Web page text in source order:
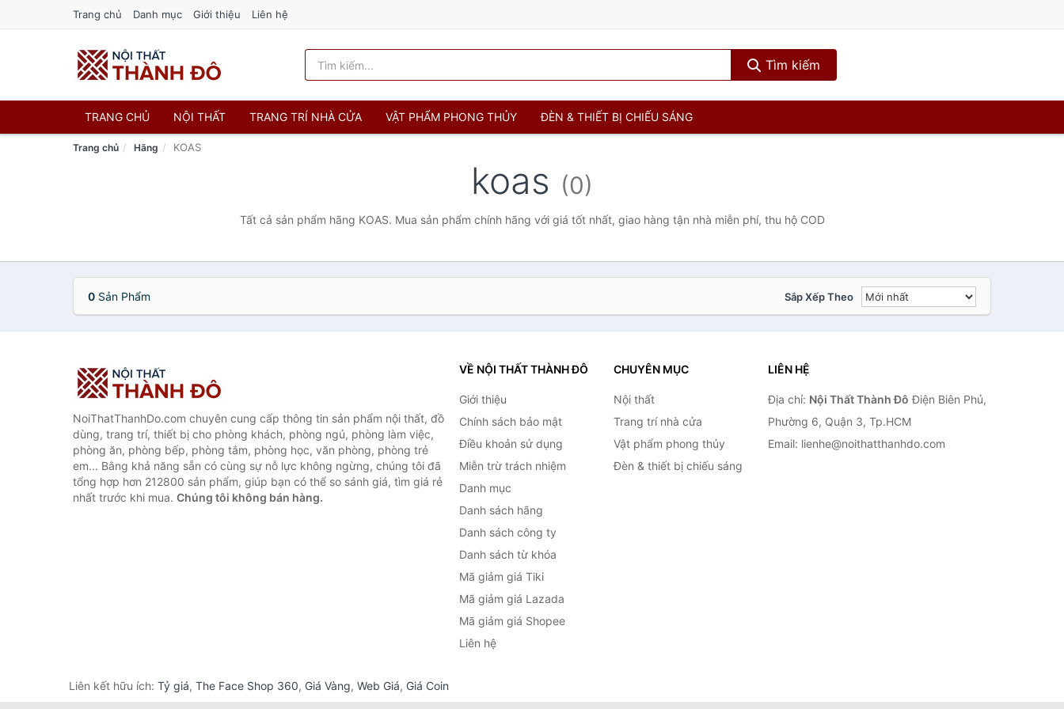
Trang chủ Danh mục Giới thiệu Liên hệ
Tìm kiếm
TRANG CHỦ NỘI THẤT TRANG TRÍ NHÀ CỬA VẬT PHẨM PHONG THỦY ĐÈN & THIẾT BỊ CHIẾU SÁNG
Trang chủ Hãng KOAS
koas (0)
Tất cả sản phẩm hãng KOAS. Mua sản phẩm chính hãng với giá tốt nhất, giao hàng tận nhà miễn phí, thu hộ COD
0 Sản Phẩm Sắp Xếp Theo
NoiThatThanhDo.com chuyên cung cấp thông tin sản phẩm nội thất, đồ
dùng, trang trí, thiết bị cho phòng khách, phòng ngủ, phòng làm việc,
phòng ăn, phòng bếp, phòng tắm, phòng học, văn phòng, phòng trẻ
em... Bằng khả năng sẵn có cùng sự nỗ lực không ngừng, chúng tôi đã
tổng hợp hơn 212800 sản phẩm, giúp bạn có thể so sánh giá, tìm giá rẻ
nhất trước khi mua. Chúng tôi không bán hàng.
VỀ NỘI THẤT THÀNH ĐÔ
Giới thiệu
Chính sách bảo mật
Điều khoản sử dụng
Miễn trừ trách nhiệm
Danh mục
Danh sách hãng
Danh sách công ty
Danh sách từ khóa
Mã giảm giá Tiki
Mã giảm giá Lazada
Mã giảm giá Shopee
Liên hệ
CHUYÊN MỤC
Nội thất
Trang trí nhà cửa
Vật phẩm phong thủy
Đèn & thiết bị chiếu sáng
LIÊN HỆ
Địa chỉ: Nội Thất Thành Đô Điện Biên Phủ,
Phường 6, Quận 3, Tp.HCM
Email: lienhe@noithatthanhdo.com
Liên kết hữu ích: Tỷ giá, The Face Shop 360, Giá Vàng, Web Giá, Giá Coin